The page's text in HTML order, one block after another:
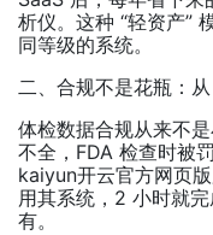
析仪。这种 “轻资产”
同等级的系统。
二、合规不是花瓶：
体检数据合规从来不
不全，FDA 检查时被
kaiyun开云官方网页
用其系统，2 小时就
有。